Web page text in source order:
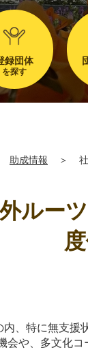
録団体
を探す
助成情報 ＞
ルー
、特に無支援
会や、多文化